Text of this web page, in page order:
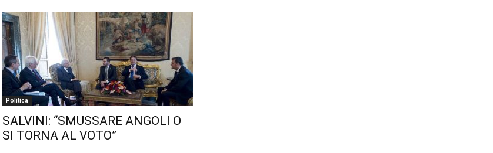
Politica
SALVINI: “SMUSSARE ANGOLI O
SI TORNA AL VOTO”